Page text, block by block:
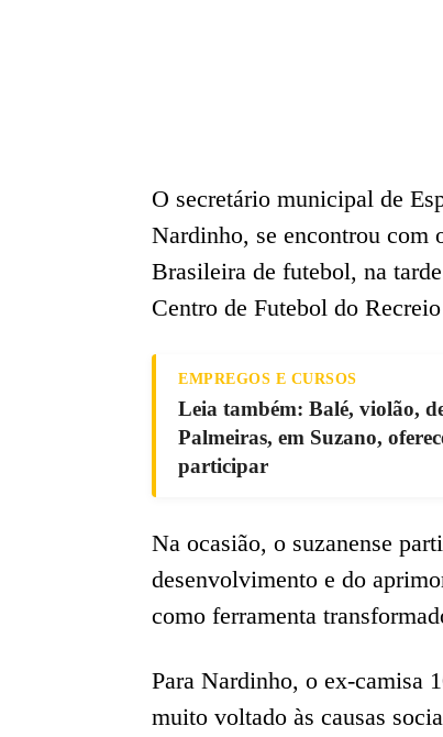
O secretário municipal de
Nardinho, se encontrou com
Brasileira de futebol, na
Centro de Futebol do
EMPREGOS E CURSOS
Leia também: Balé, violão,
Palmeiras, em Suzano,
participar
Na ocasião, o suzanense
desenvolvimento e do
como ferramenta
Para Nardinho, o ex-camisa
muito voltado às causas